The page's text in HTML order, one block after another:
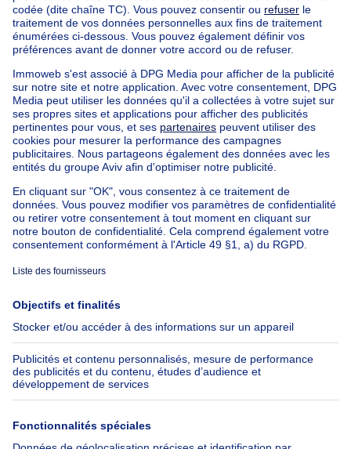
Nos maisons hors de la Belgique
Maison à vendre France
Maison à vendre Espagne
Maison à vendre Italie
Maison à vendre Luxembourg
Maison à vendre Pays-bas
Nos biens pas chèrsMaison à vendre pas cher
Appartements à louer pas cher
Nos biens à louer avec chambres
Appartement à vendre avec 3 chambres
Maison à vendre avec 3 chambres
Appartement à louer avec 3 chambres
Maison à louer avec 3 chambres
Appartement à louer avec 3 chambres Bruxelles-ville
Immoweb
Presse
Emplois
Groupe Axel Springer
SeLoger.com
Immowelt.de
Belfius
Assurances
Check-list déménagement
Aide Suivez-nous